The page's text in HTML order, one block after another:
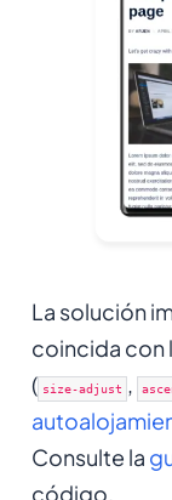
La solución
coincida con
( size-adjust ,
Consulte la
código.